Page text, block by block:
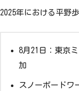
2025年における平野
8月21日：東京
加
スノーボードワ